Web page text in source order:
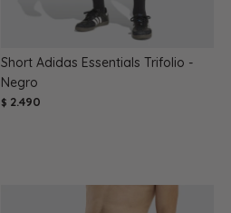
Short Adidas Essentials Trifolio -
Negro
$ 2.490